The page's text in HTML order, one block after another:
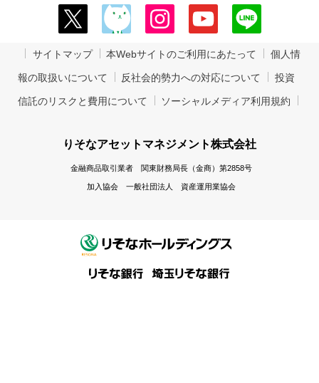
サイトマップ 本Webサイトのご利用にあたって 個人情
報の取扱いについて 反社会的勢力への対応について 投資
信託のリスクと費用について ソーシャルメディア利用規約
りそなアセットマネジメント株式会社
金融商品取引業者 関東財務局長（金商）第2858号
加入協会 一般社団法人 資産運用業協会